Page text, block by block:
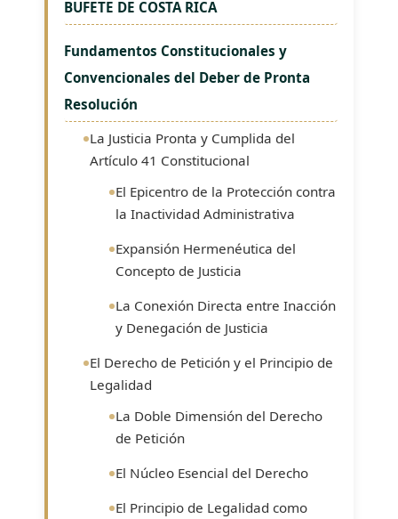
BUFETE DE COSTA RICA
Fundamentos Constitucionales y
Convencionales del Deber de Pronta
Resolución
La Justicia Pronta y Cumplida del
Artículo 41 Constitucional
El Epicentro de la Protección contra
la Inactividad Administrativa
Expansión Hermenéutica del
Concepto de Justicia
La Conexión Directa entre Inacción
y Denegación de Justicia
El Derecho de Petición y el Principio de
Legalidad
La Doble Dimensión del Derecho
de Petición
El Núcleo Esencial del Derecho
El Principio de Legalidad como